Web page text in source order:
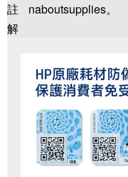
註
解
naboutsupplies。